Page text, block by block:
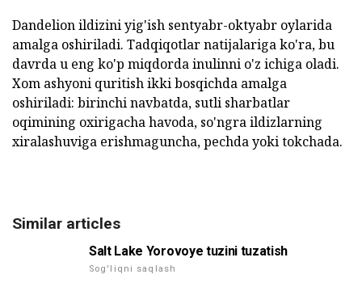
Dandelion ildizini yig'ish sentyabr-oktyabr oylarida
amalga oshiriladi. Tadqiqotlar natijalariga ko'ra, bu
davrda u eng ko'p miqdorda inulinni o'z ichiga oladi.
Xom ashyoni quritish ikki bosqichda amalga
oshiriladi: birinchi navbatda, sutli sharbatlar
oqimining oxirigacha havoda, so'ngra ildizlarning
xiralashuviga erishmaguncha, pechda yoki tokchada.
Similar articles
Salt Lake Yorovoye tuzini tuzatish
Sog'liqni saqlash